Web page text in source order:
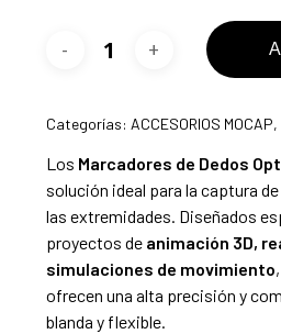
Categorías: ACCESORIOS MOCAP,
Los Marcadores de Dedos
solución ideal para la captura
las extremidades. Diseñados
proyectos de animación 3D,
simulaciones de movimiento
ofrecen una alta precisión y
blanda y flexible.